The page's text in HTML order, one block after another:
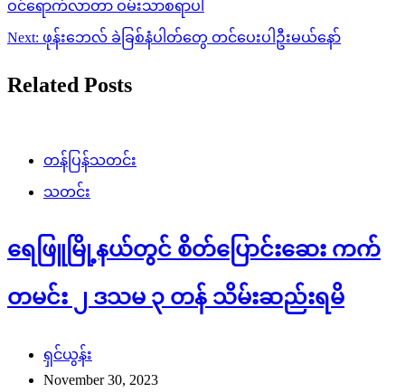
ဝင်ရောက်လာတာ ဝမ်းသာစရာပါ
Next: ဖုန်းဘေလ် ခဲခြစ်နံပါတ်တွေ တင်ပေးပါဦးမယ်နော်
Related Posts
တန်ပြန်သတင်း
သတင်း
ရေဖြူမြို့နယ်တွင် စိတ်ပြောင်းဆေး ကက်
တမင်း ၂ ဒသမ ၃ တန် သိမ်းဆည်းရမိ
ရှင်ယွန်း
November 30, 2023